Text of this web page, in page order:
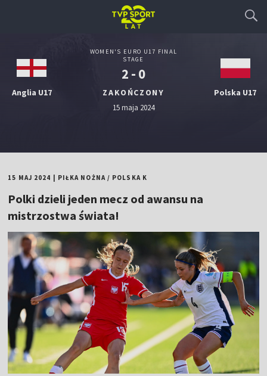
Anglia U17
WOMEN'S EURO U17 FINAL
STAGE
2 - 0
ZAKOŃCZONY
15 maja 2024
Polska U17
15 MAJ 2024 PIŁKA NOŻNA/ POLSKA K
Polki dzieli jeden mecz od awansu na
mistrzostwa świata!